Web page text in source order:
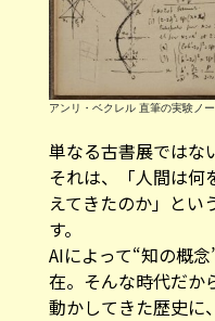
アンリ・ベクレル 直筆の実験ノ
単なる古書展ではな
それは、「人間は何
えてきたのか」とい
す。
AIによって“知の概
在。そんな時代だか
動かしてきた歴史に